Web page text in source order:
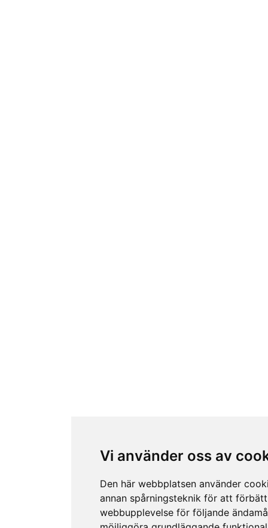
Vi använder oss av
Den här webbplatsen använder
annan spårningsteknik för att
webbupplevelse för följande